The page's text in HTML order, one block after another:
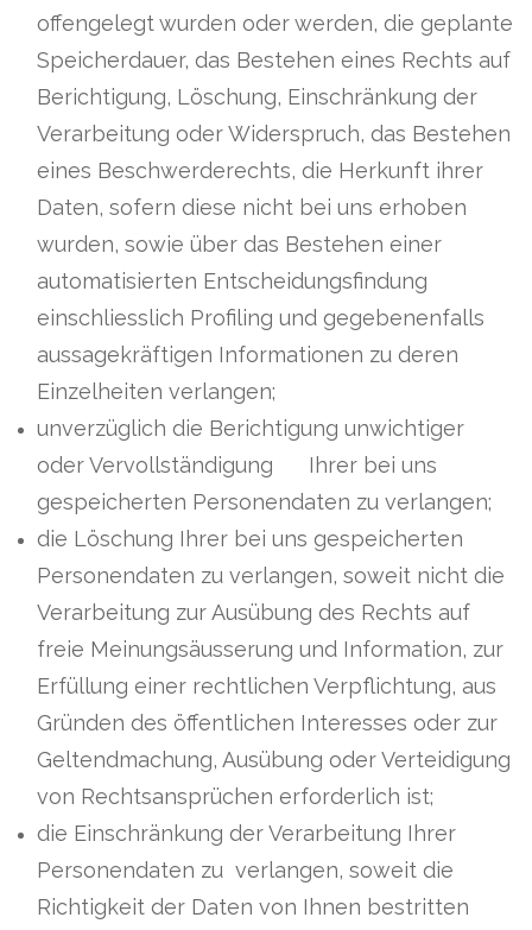
offengelegt wurden oder werden, die geplante
Speicherdauer, das Bestehen eines Rechts auf
Berichtigung, Löschung, Einschränkung der
Verarbeitung oder Widerspruch, das Bestehen
eines Beschwerderechts, die Herkunft ihrer
Daten, sofern diese nicht bei uns erhoben
wurden, sowie über das Bestehen einer
automatisierten Entscheidungsfindung
einschliesslich Profiling und gegebenenfalls
aussagekräftigen Informationen zu deren
Einzelheiten verlangen;
unverzüglich die Berichtigung unwichtiger
oder Vervollständigung Ihrer bei uns
gespeicherten Personendaten zu verlangen;
die Löschung Ihrer bei uns gespeicherten
Personendaten zu verlangen, soweit nicht die
Verarbeitung zur Ausübung des Rechts auf
freie Meinungsäusserung und Information, zur
Erfüllung einer rechtlichen Verpflichtung, aus
Gründen des öffentlichen Interesses oder zur
Geltendmachung, Ausübung oder Verteidigung
von Rechtsansprüchen erforderlich ist;
die Einschränkung der Verarbeitung Ihrer
Personendaten zu verlangen, soweit die
Richtigkeit der Daten von Ihnen bestritten